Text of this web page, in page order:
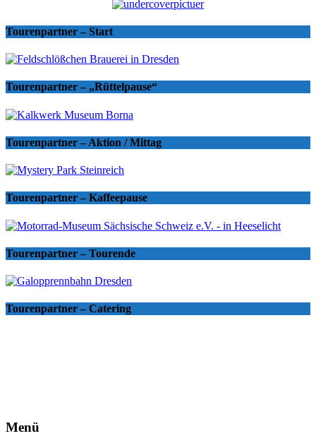
Tourenpartner – Start
Tourenpartner – „Rüttelpause“
Tourenpartner – Aktion / Mittag
Tourenpartner – Kaffeepause
Tourenpartner – Tourende
Tourenpartner – Catering
Menü